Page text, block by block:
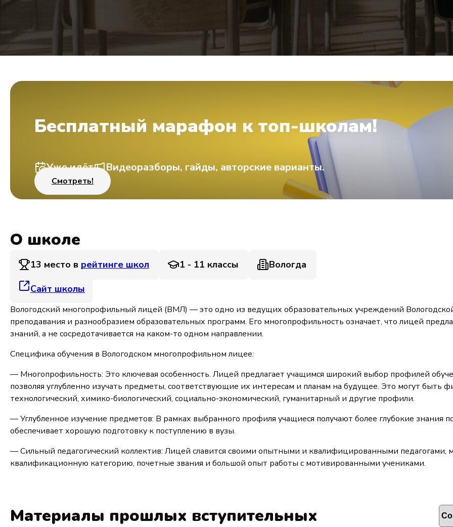
Бесплатный марафон к топ-школам!
Уже идёт Видеоразборы, гайды, авторские варианты.
Смотреть!
О школе
13 место в рейтинге школ 1 - 11 классы
Вологда
Сайт школы
Вологодский многопрофильный лицей (ВМЛ) — это одно из ведущих образовательных учреждений
преподавания и разнообразием образовательных программ. Его многопрофильность означает, что лицей
знаний, а не сосредотачивается на каком-то одном направлении.
Специфика обучения в Вологодском многопрофильном лицее:
— Многопрофильность: Это ключевая особенность. Лицей предлагает учащимся широкий выбор профилей
позволяя углубленно изучать предметы, соответствующие их интересам и планам на будущее. Это могут
технологический, химико-биологический, социально-экономический, гуманитарный и другие профили.
— Углубленное изучение предметов: В рамках выбранного профиля учащиеся получают более глубокие знания
обеспечивает хорошую подготовку к поступлению в вузы.
— Сильный педагогический коллектив: Лицей славится своими опытными и квалифицированными
квалификационную категорию, почетные звания и большой опыт работы с мотивированными учениками.
Материалы прошлых вступительных